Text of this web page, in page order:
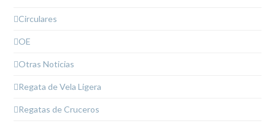
Circulares
OE
Otras Noticias
Regata de Vela Ligera
Regatas de Cruceros